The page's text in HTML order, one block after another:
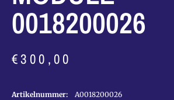
0018200026
€300,00
Artikelnummer:
A0018200026